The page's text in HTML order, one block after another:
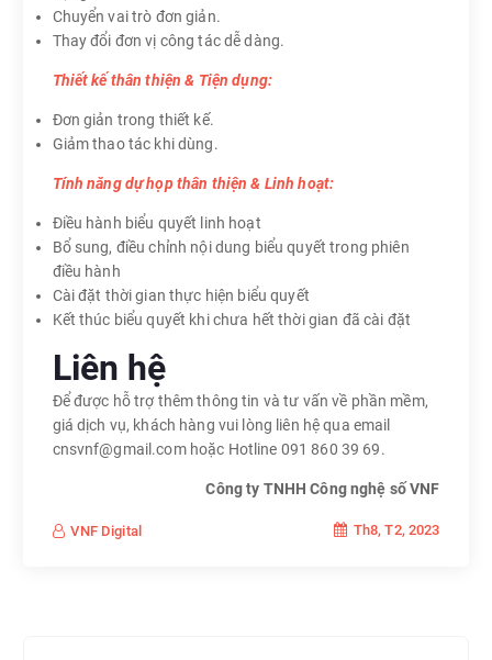
Chuyển vai trò đơn giản.
Thay đổi đơn vị công tác dễ dàng.
Thiết kế thân thiện & Tiện dụng:
Đơn giản trong thiết kế.
Giảm thao tác khi dùng.
Tính năng dự họp thân thiện & Linh hoạt:
Điều hành biểu quyết linh hoạt
Bổ sung, điều chỉnh nội dung biểu quyết trong phiên
điều hành
Cài đặt thời gian thực hiện biểu quyết
Kết thúc biểu quyết khi chưa hết thời gian đã cài đặt
Liên hệ
Để được hỗ trợ thêm thông tin và tư vấn về phần mềm,
giá dịch vụ, khách hàng vui lòng liên hệ qua email
cnsvnf@gmail.com hoặc Hotline 091 860 39 69.
Công ty TNHH Công nghệ số VNF
VNF Digital Th8, T2, 2023